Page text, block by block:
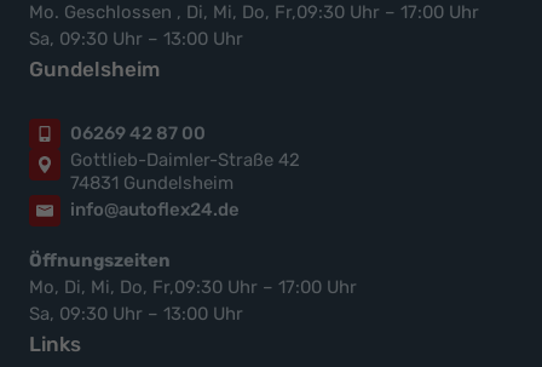
Mo. Geschlossen , Di, Mi, Do, Fr,09:30 Uhr – 17:00 Uhr
Sa, 09:30 Uhr – 13:00 Uhr
Gundelsheim
06269 42 87 00
Gottlieb-Daimler-Straße 42
74831 Gundelsheim
info@autoflex24.de
Öffnungszeiten
Mo, Di, Mi, Do, Fr,09:30 Uhr – 17:00 Uhr
Sa, 09:30 Uhr – 13:00 Uhr
Links